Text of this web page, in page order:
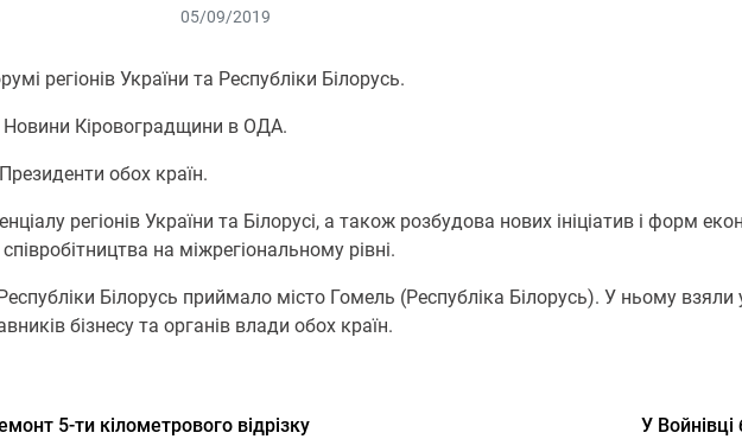
05/09/2019
регіонів України та Республіки Білорусь.
Кіровоградщини в ОДА.
обох країн.
регіонів України та Білорусі, а також розбудова нових ініціатив і форм
на міжрегіональному рівні.
Білорусь приймало місто Гомель (Республіка Білорусь). У ньому взяли
бізнесу та органів влади обох країн.
5-ти кілометрового відрізку У